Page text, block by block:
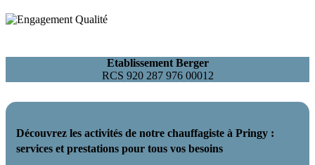
Etablissement Berger
RCS 920 287 976 00012
Découvrez les activités de notre chauffagiste à Pringy :
services et prestations pour tous vos besoins